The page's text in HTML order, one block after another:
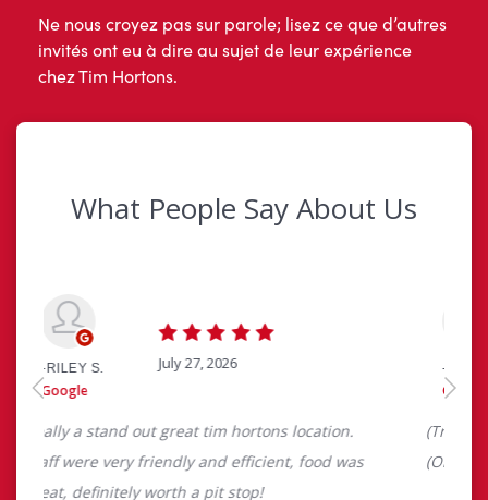
Ne nous croyez pas sur parole; lisez ce que d’autres
invités ont eu à dire au sujet de leur expérience
chez Tim Hortons.